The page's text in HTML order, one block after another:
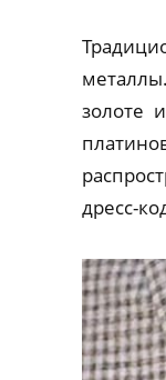
золоте
дресс-